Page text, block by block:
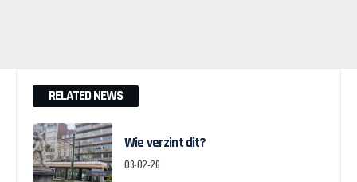
RELATED NEWS
Wie verzint dit?
03-02-26